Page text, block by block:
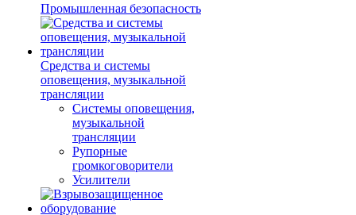
Промышленная безопасность
Средства и системы
оповещения, музыкальной
трансляции
Системы оповещения,
музыкальной
трансляции
Рупорные
громкоговорители
Усилители